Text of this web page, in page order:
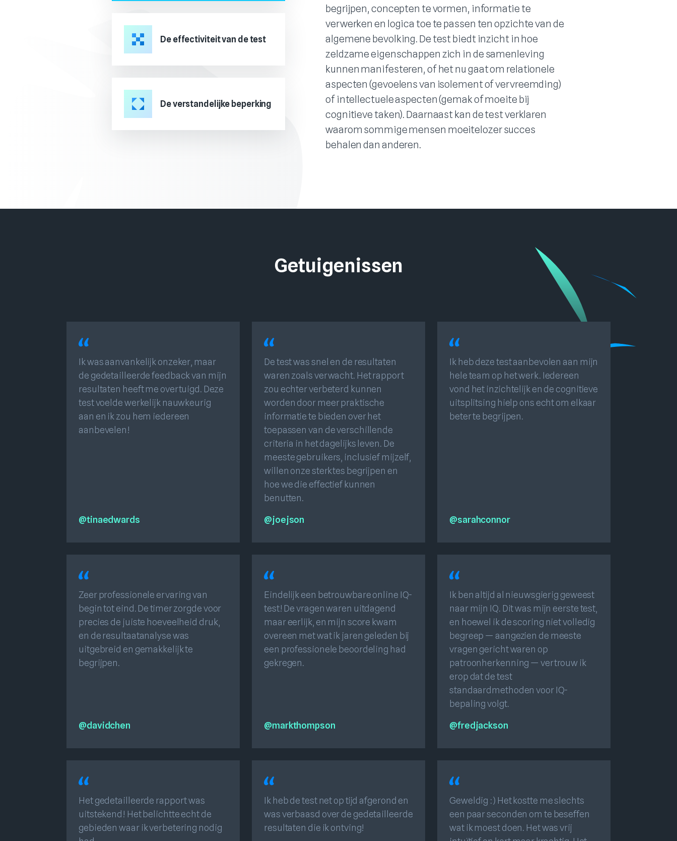
De effectiviteit van de test
De verstandelijke beperking
begrijpen, concepten te vormen, informatie te
verwerken en logica toe te passen ten opzichte van de
algemene bevolking. De test biedt inzicht in hoe
zeldzame eigenschappen zich in de samenleving
kunnen manifesteren, of het nu gaat om relationele
aspecten (gevoelens van isolement of vervreemding)
of intellectuele aspecten (gemak of moeite bij
cognitieve taken). Daarnaast kan de test verklaren
waarom sommige mensen moeitelozer succes
behalen dan anderen.
Getuigenissen
Ik was aanvankelijk onzeker, maar
de gedetailleerde feedback van mijn
resultaten heeft me overtuigd. Deze
test voelde werkelijk nauwkeurig
aan en ik zou hem iedereen
aanbevelen!
@tinaedwards
De test was snel en de resultaten
waren zoals verwacht. Het rapport
zou echter verbeterd kunnen
worden door meer praktische
informatie te bieden over het
toepassen van de verschillende
criteria in het dagelijks leven. De
meeste gebruikers, inclusief mijzelf,
willen onze sterktes begrijpen en
hoe we die effectief kunnen
benutten.
@joejson
Ik heb deze test aanbevolen aan mijn
hele team op het werk. Iedereen
vond het inzichtelijk en de cognitieve
uitsplitsing hielp ons echt om elkaar
beter te begrijpen.
@sarahconnor
Zeer professionele ervaring van
begin tot eind. De timer zorgde voor
precies de juiste hoeveelheid druk,
en de resultaatanalyse was
uitgebreid en gemakkelijk te
begrijpen.
@davidchen
Eindelijk een betrouwbare online IQ-
test! De vragen waren uitdagend
maar eerlijk, en mijn score kwam
overeen met wat ik jaren geleden bij
een professionele beoordeling had
gekregen.
@markthompson
Ik ben altijd al nieuwsgierig geweest
naar mijn IQ. Dit was mijn eerste test,
en hoewel ik de scoring niet volledig
begreep — aangezien de meeste
vragen gericht waren op
patroonherkenning — vertrouw ik
erop dat de test
standaardmethoden voor IQ-
bepaling volgt.
@fredjackson
Het gedetailleerde rapport was
uitstekend! Het belichtte echt de
gebieden waar ik verbetering nodig
Ik heb de test net op tijd afgerond en
was verbaasd over de gedetailleerde
resultaten die ik ontving!
Geweldig :) Het kostte me slechts
een paar seconden om te beseffen
wat ik moest doen. Het was vrij